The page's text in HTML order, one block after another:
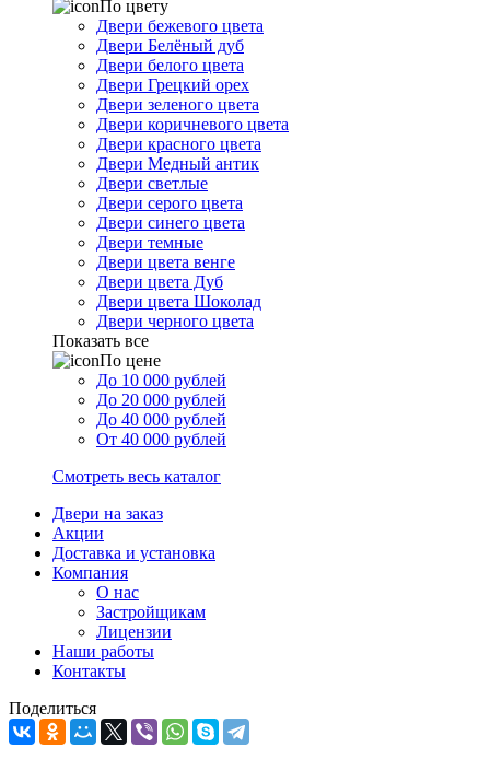
По цвету
Двери бежевого цвета
Двери Белёный дуб
Двери белого цвета
Двери Грецкий орех
Двери зеленого цвета
Двери коричневого цвета
Двери красного цвета
Двери Медный антик
Двери светлые
Двери серого цвета
Двери синего цвета
Двери темные
Двери цвета венге
Двери цвета Дуб
Двери цвета Шоколад
Двери черного цвета
Показать все
По цене
До 10 000 рублей
До 20 000 рублей
До 40 000 рублей
От 40 000 рублей
Смотреть весь каталог
Двери на заказ
Акции
Доставка и установка
Компания
О нас
Застройщикам
Лицензии
Наши работы
Контакты
Поделиться